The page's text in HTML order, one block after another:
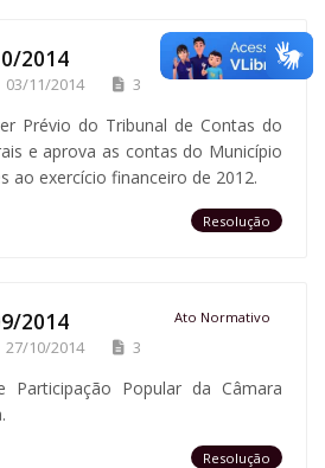
2014 Ato Normativo
03/11/2014 3
Prévio do Tribunal de Contas do
e aprova as contas do Município
ao exercício financeiro de 2012.
Resolução
2014 Ato Normativo
27/10/2014 3
Participação Popular da Câmara
Resolução